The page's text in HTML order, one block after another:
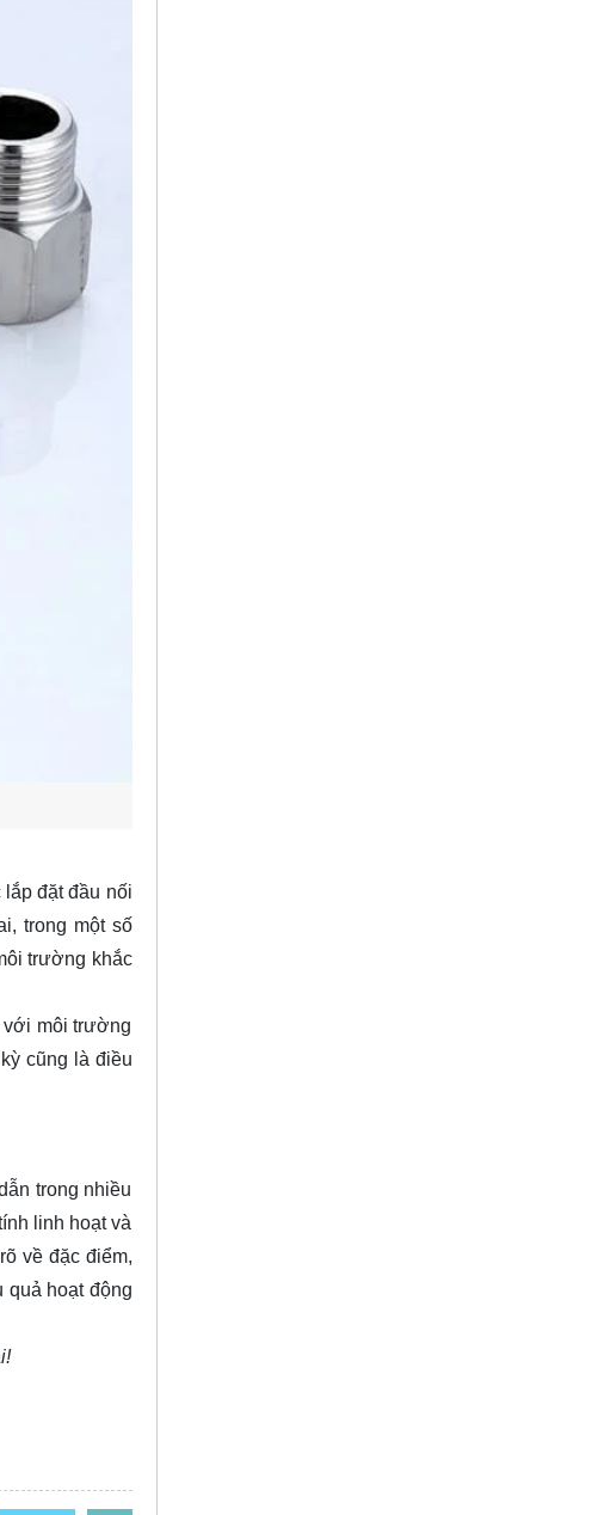
đặt đầu nối
trong một số
trường khắc
môi trường
cũng là điều
trong nhiều
linh hoạt và
về đặc điểm,
quả hoạt động